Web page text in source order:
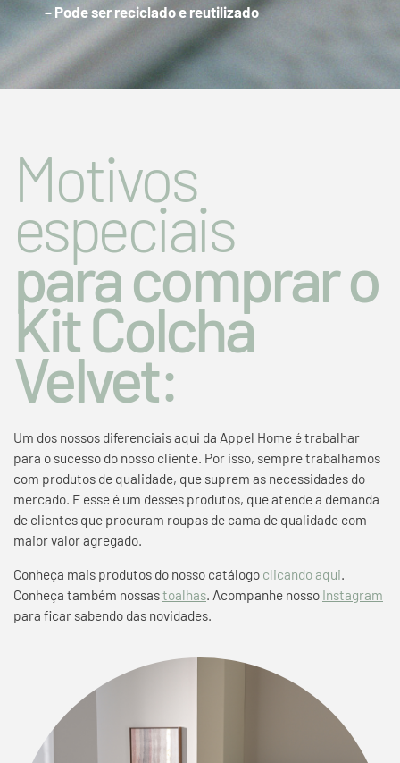
– Pode ser reciclado e reutilizado
Motivos
especiais
para comprar o
Kit Colcha
Velvet:
Um dos nossos diferenciais aqui da Appel Home é trabalhar
para o sucesso do nosso cliente. Por isso, sempre trabalhamos
com produtos de qualidade, que suprem as necessidades do
mercado. E esse é um desses produtos, que atende a demanda
de clientes que procuram roupas de cama de qualidade com
maior valor agregado.
Conheça mais produtos do nosso catálogo clicando aqui.
Conheça também nossastoalhas. Acompanhe nosso Instagram
para ficar sabendo das novidades.